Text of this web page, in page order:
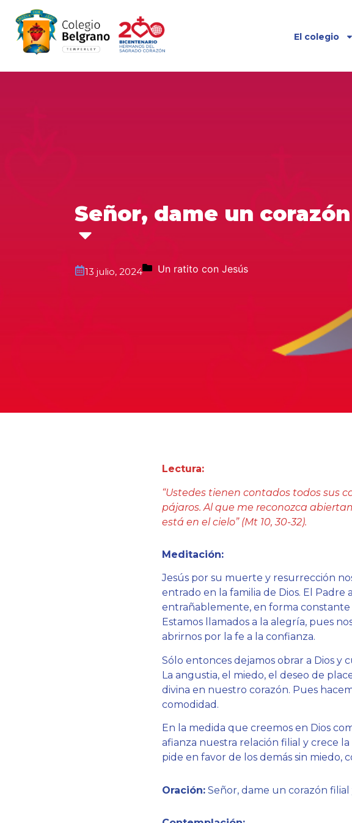
El colegio
Señor, dame un
13 julio, 2024 Un ratito con Jesús
Lectura:
“Ustedes tienen contados todos sus
pájaros. Al que me reconozca
está en el cielo” (Mt 10, 30-32).
Meditación:
Jesús por su muerte y resurrección
entrado en la familia de Dios. El Padre
entrañablemente, en forma constante
Estamos llamados a la alegría, pues
abrirnos por la fe a la confianza.
Sólo entonces dejamos obrar a Dios
La angustia, el miedo, el deseo de
divina en nuestro corazón. Pues
comodidad.
En la medida que creemos en Dios
afianza nuestra relación filial y crece
pide en favor de los demás sin miedo,
Oración:Señor, dame un corazón filial